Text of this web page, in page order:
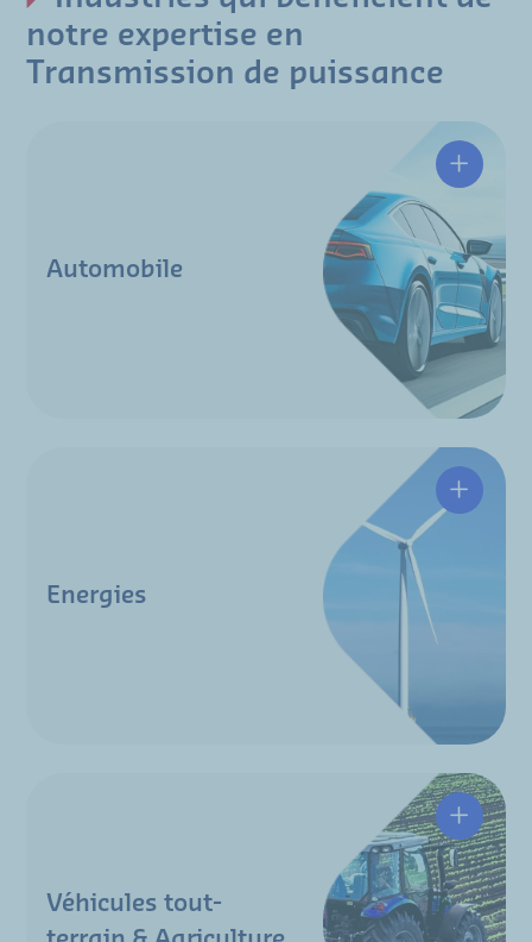
notre expertise en
Transmission de puissance
Automobile
Energies
Véhicules tout-